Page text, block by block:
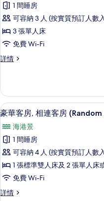
豪
華
三
人
房
的
相
片
1 間睡房
可容納 3 人 (按實質預訂人數
3 張單人床
免費 Wi-Fi
詳情
豪
房
(Partial
Ocean)
情
載
入
所
有
豪
華
客
房,
3
豪華客房, 相連客房
海港景
1 間睡房
可容納 4 人 (按實質預訂人數
1 張標準雙人床及 2 張單人床
免費 Wi-Fi
詳情
豪